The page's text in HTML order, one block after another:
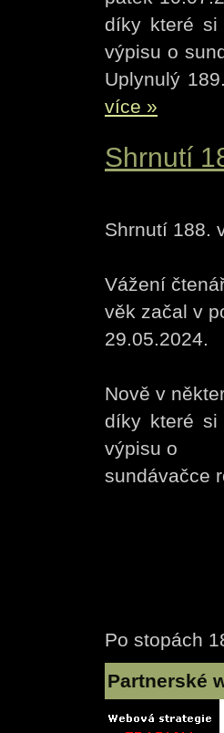
díky které si
výpisu o
Uplynulý
více »
Shrnutí
Shrnutí 188.
Vážení
věk začal v
29.05.2024.
Nově v
díky které si
výpisu o
sundávačce
Po stopách
Partnerské